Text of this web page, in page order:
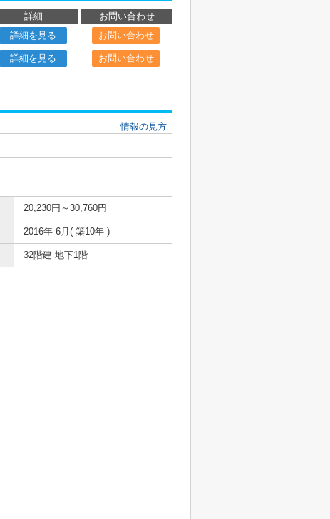
詳細
お問い合わせ
詳細を見る お問い合わせ
詳細を見る お問い合わせ
情報の見方
20,230円～30,760円
2016年 6月( 築10年 )
32階建 地下1階